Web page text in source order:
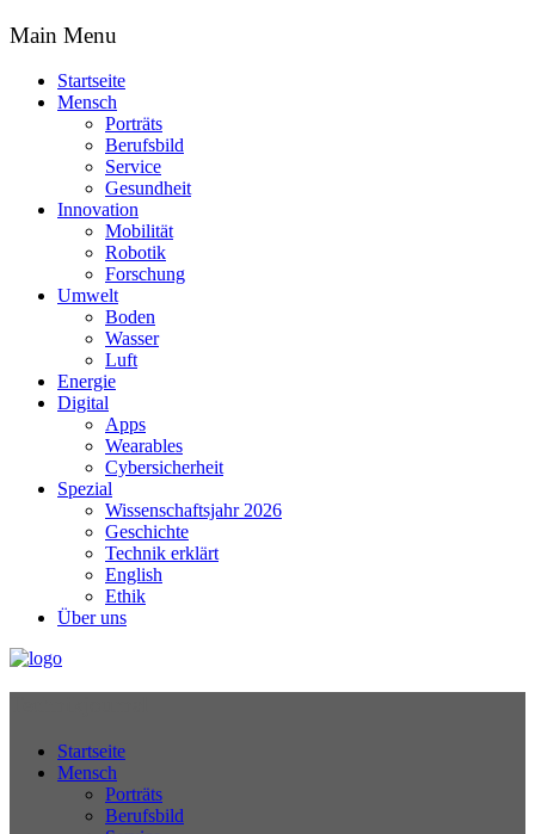
Main Menu
Startseite
Mensch
Porträts
Berufsbild
Service
Gesundheit
Innovation
Mobilität
Robotik
Forschung
Umwelt
Boden
Wasser
Luft
Energie
Digital
Apps
Wearables
Cybersicherheit
Spezial
Wissenschaftsjahr 2026
Geschichte
Technik erklärt
English
Ethik
Über uns
Startseite
Mensch
Porträts
Berufsbild